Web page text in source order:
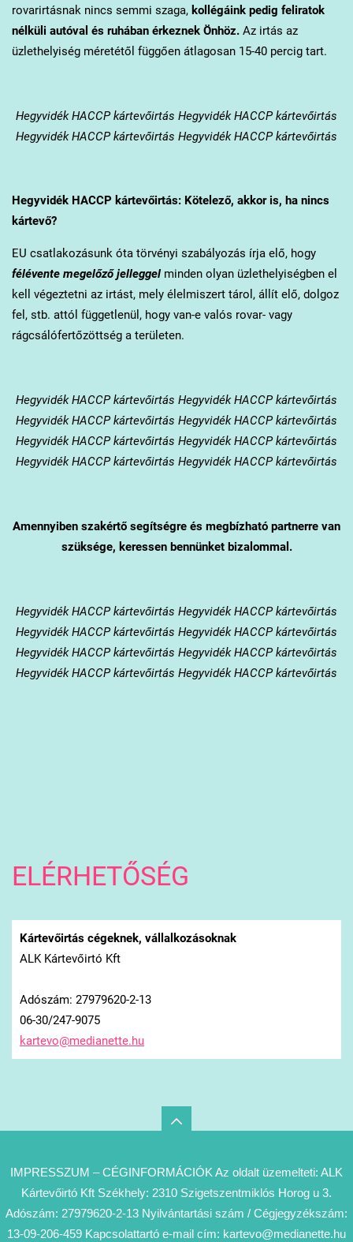
rovarirtásnak nincs semmi szaga, kollégáink pedig feliratok
nélküli autóval és ruhában érkeznek Önhöz. Az irtás az
üzlethelyiség méretétől függően átlagosan 15-40 percig tart.
HegyvidékHACCP kártevőirtás Hegyvidék HACCP kártevőirtás
Hegyvidék HACCP kártevőirtás Hegyvidék HACCP kártevőirtás
HegyvidékHACCP kártevőirtás: Kötelező, akkor is, ha nincs
kártevő?
EU csatlakozásunk óta törvényi szabályozás írja elő, hogy
félévente megelőző jelleggelminden olyan üzlethelyiségben el
kell végeztetni az irtást, mely élelmiszert tárol, állít elő, dolgoz
fel, stb. attól függetlenül, hogy van-e valós rovar- vagy
rágcsálófertőzöttség a területen.
HegyvidékHACCP kártevőirtás Hegyvidék HACCP kártevőirtás
Hegyvidék HACCP kártevőirtás Hegyvidék HACCP kártevőirtás
Hegyvidék HACCP kártevőirtás Hegyvidék HACCP kártevőirtás
Hegyvidék HACCP kártevőirtás Hegyvidék HACCP kártevőirtás
Amennyiben szakértő segítségre és megbízható partnerre van
szüksége, keressen bennünket bizalommal.
HegyvidékHACCP kártevőirtás Hegyvidék HACCP kártevőirtás
Hegyvidék HACCP kártevőirtás Hegyvidék HACCP kártevőirtás
Hegyvidék HACCP kártevőirtás Hegyvidék HACCP kártevőirtás
Hegyvidék HACCP kártevőirtás Hegyvidék HACCP kártevőirtás
ELÉRHETŐSÉG
Kártevőirtás cégeknek, vállalkozásoknak
ALK Kártevőirtó Kft
Adószám: 27979620-2-13
06-30/247-9075
kartevo@medianette.hu
IMPRESSZUM – CÉGINFORMÁCIÓK Az oldalt üzemelteti: ALK
Kártevőirtó Kft Székhely: 2310 Szigetszentmiklós Horog u 3.
Adószám: 27979620-2-13 Nyilvántartási szám / Cégjegyzékszám:
13-09-206-459 Kapcsolattartó e-mail cím: kartevo@medianette.hu